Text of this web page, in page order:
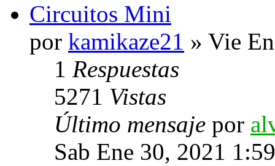
Circuitos Mini
por kamikaze21 » Vie
1 Respuestas
5271 Vistas
Último mensaje por
Sab Ene 30, 2021